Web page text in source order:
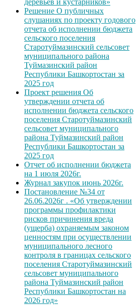
Решение О публичных
слушаниях по проекту годового
отчета об исполнении бюджета
сельского поселения
Старотуймазинский сельсовет
муниципального района
Туймазинский район
Республики Башкортостан за
2025 год
Проект решения Об
утверждении отчета об
исполнении бюджета сельского
поселения Старотуймазинский
сельсовет муниципального
района Туймазинский район
Республики Башкортостан за
2025 год
Отчет об исполнении бюджета
на 1 июля 2026г.
Журнал закупок июнь 2026г.
Постановление №34 от
26.06.2026г . «Об утверждении
программы профилактики
рисков причинения вреда
(ущерба) охраняемым законом
ценностям при осуществлении
муниципального лесного
контроля в границах сельского
поселения Старотуймазинский
сельсовет муниципального
района Туймазинский район
Республики Башкортостан на
2026 год»